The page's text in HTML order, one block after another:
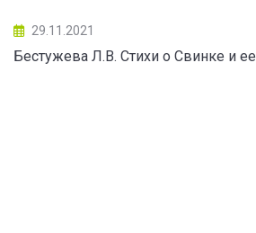
29.11.2021
Бестужева Л.В. Стихи о Свинке и